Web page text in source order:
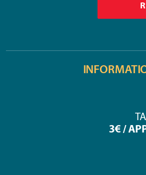
3€ /